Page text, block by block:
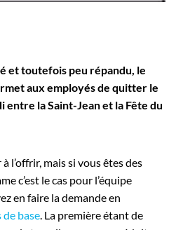
et toutefois peu répandu, le
aux employés de quitter le
la Saint-Jean et la Fête du
l’offrir, mais si vous êtes des
c’est le cas pour l’équipe
en faire la demande en
de base . La première étant de